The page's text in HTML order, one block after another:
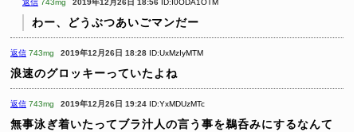
返信 743mg 2019年12月26日 18:56 ID:I0ODA1OTM
わー、どうぶつあいごマンだー
返信 743mg 2019年12月26日 18:28 ID:UxMzIyMTM
浪速のグロッキーっていたよね
返信 743mg 2019年12月26日 19:24 ID:YxMDUzMTc
無事泳ぎ着いたってブラ汁人の言う事を鵜呑みにするなんて